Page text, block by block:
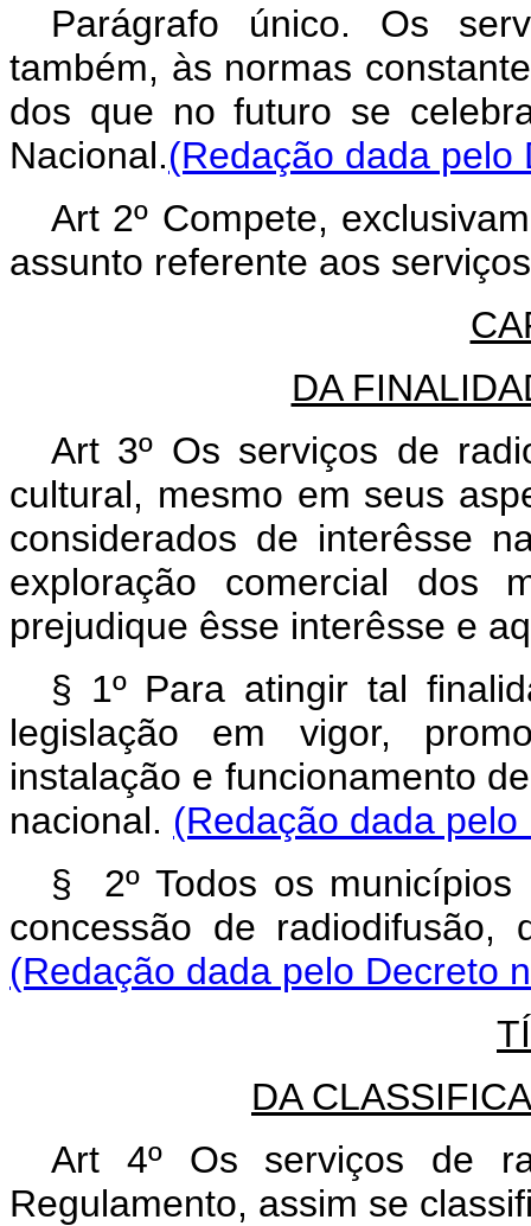
Parágrafo único. Os
também, às normas
dos que no futuro se
Nacional.(Redação dada pelo
Art 2º Compete,
assunto referente aos
DA
Art 3º Os serviços de
cultural, mesmo em seus
considerados de interêsse
exploração comercial dos
prejudique êsse interêsse e
§ 1º Para atingir tal
legislação em vigor,
instalação e funcionamento
nacional. (Redação dada
§ 2º Todos os municípios
concessão de radiodifusão,
(Redação dada pelo Decreto
DA
Art 4º Os serviços de
Regulamento, assim se